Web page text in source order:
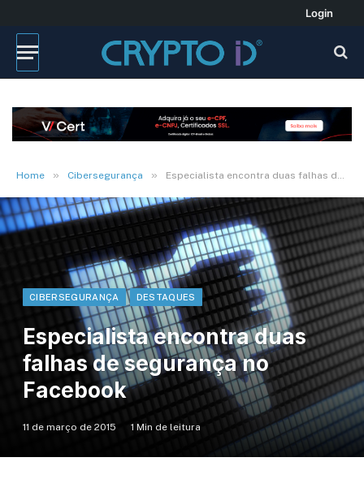
Login
Home » Cibersegurança » Especialista encontra duas falhas de segurança no Facebook
CIBERSEGURANÇA DESTAQUES
Especialista encontra duas
falhas de segurança no
Facebook
11 de março de 2015 1 Min de leitura